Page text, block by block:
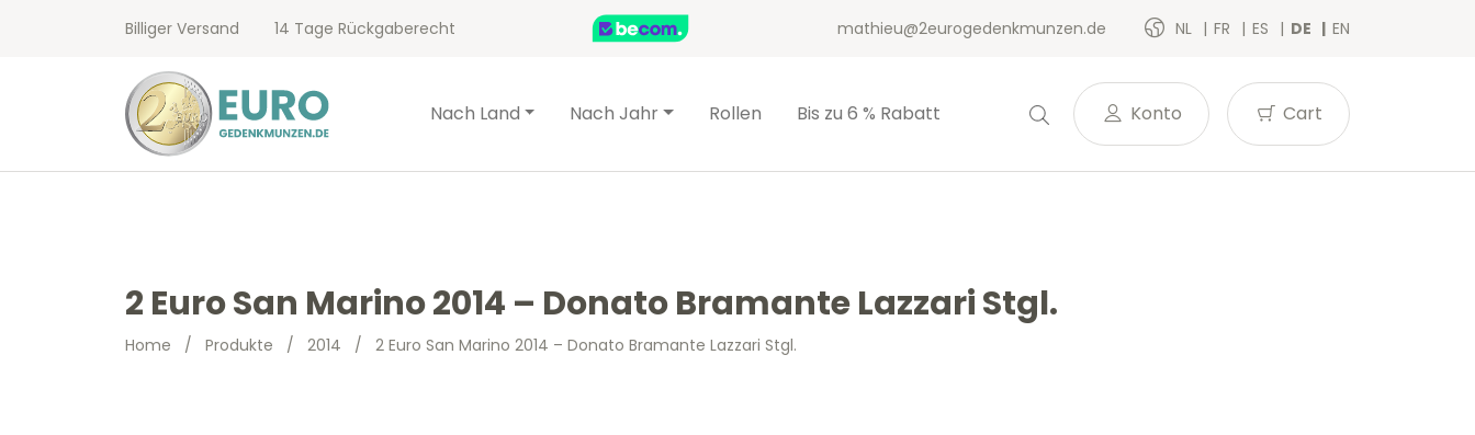
Billiger Versand 14 Tage Rückgaberecht mathieu@2eurogedenkmunzen.de NL FR ES DE EN
Nach Land Nach Jahr Rollen Bis zu 6 % Rabatt Konto Cart
2 Euro San Marino 2014 – Donato Bramante Lazzari Stgl.
Home / Produkte / 2014 / 2 Euro San Marino 2014 – Donato Bramante Lazzari Stgl.